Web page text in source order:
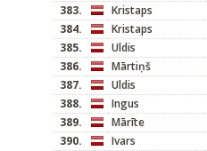
383.
Kristaps
384.
Kristaps
385.
Uldis
386.
Mārtiņš
387.
Uldis
388.
Ingus
389.
Mārīte
390.
Ivars